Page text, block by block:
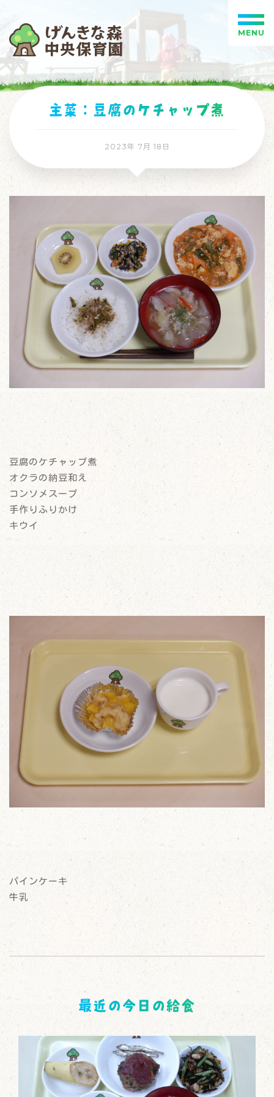
主菜：豆腐のケチャップ煮
2023年 7月 18日
豆腐のケチャップ煮
オクラの納豆和え
コンソメスープ
手作りふりかけ
キウイ
パインケーキ
牛乳
最近の今日の給食
MENU